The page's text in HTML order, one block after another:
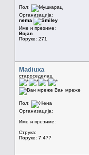
Пол:
Организација:
nema
Име и презиме:
Bojan
Поруке: 271
Madiuxa
староседелац
Ван мреже
Пол:
Организација:
Име и презиме:
Струка:
Поруке: 7.477